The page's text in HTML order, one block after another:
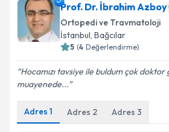
Prof. Dr. İbrahim Azboy
Ortopedi ve Travmatoloji
İstanbul, Bağcılar
5 (4 Değerlendirme)
Hocamızı tavsiye ile buldum çok doktor
muayenede...
Adres 1 Adres 2 Adres 3